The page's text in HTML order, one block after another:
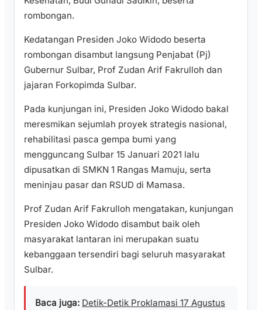
rombongan.
Kedatangan Presiden Joko Widodo beserta
rombongan disambut langsung Penjabat (Pj)
Gubernur Sulbar, Prof Zudan Arif Fakrulloh dan
jajaran Forkopimda Sulbar.
Pada kunjungan ini, Presiden Joko Widodo bakal
meresmikan sejumlah proyek strategis nasional,
rehabilitasi pasca gempa bumi yang
mengguncang Sulbar 15 Januari 2021 lalu
dipusatkan di SMKN 1 Rangas Mamuju, serta
meninjau pasar dan RSUD di Mamasa.
Prof Zudan Arif Fakrulloh mengatakan, kunjungan
Presiden Joko Widodo disambut baik oleh
masyarakat lantaran ini merupakan suatu
kebanggaan tersendiri bagi seluruh masyarakat
Sulbar.
Baca juga: Detik-Detik Proklamasi 17 Agustus